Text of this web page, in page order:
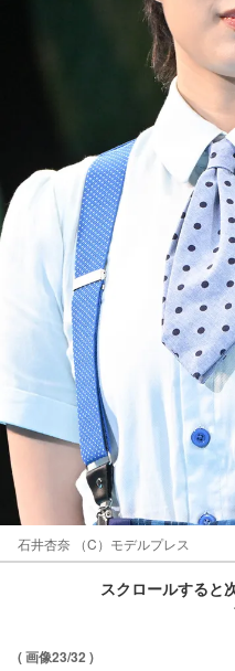
石井杏奈 （C）モデルプレス
スクロールすると
( 画像23/32 )